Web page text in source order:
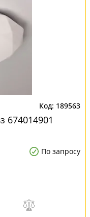
189563
674014901
По запросу